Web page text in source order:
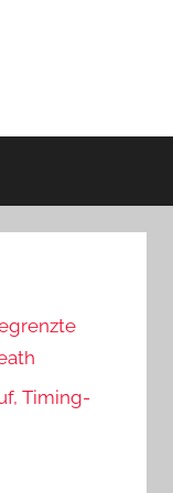
Timing-